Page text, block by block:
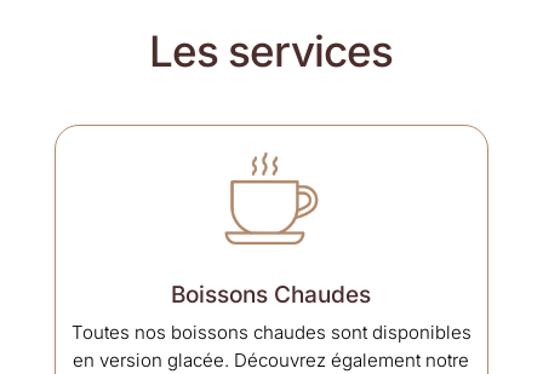
Les services
Boissons Chaudes
Toutes nos boissons chaudes sont disponibles
en version glacée. Découvrez également notre